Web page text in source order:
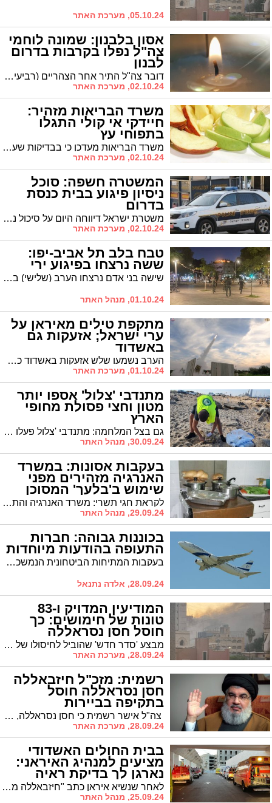
05.10.24, מערכת האתר
אסון בלבנון: שמונה לוחמי
צה"ל נפלו בקרבות בדרום
לבנון
דובר צה"ל התיר אחר הצהריים (רביעי) לפרסום את שמותיהם של שבעה לוחמים נוספים שנפלו בקרבות בדרום לבנון. בנוסף, שבעה לוחמים נוספים נפצעו קשה ופונו לקבלת טיפול רפואי.
02.10.24, מערכת האתר
משרד הבריאות מזהיר:
חיידקי אי קולי התגלו
בתפוחי עץ
משרד הבריאות מעדכן כי בבדיקות שערך המשרד, בעקבות מספר מקרי תחלואה, התגלו במספר תפוחים חיידקי e.coli שעלולים לגרום לתחלואת מעיים קשה ולעיתים לפגיעה כלייתית
02.10.24, מערכת האתר
המשטרה חשפה: סוכל
ניסיון פיגוע בבית כנסת
בדרום
משטרת ישראל דיווחה היום על סיכול ניסיון פיגוע בבית כנסת באחת מערי הדרום לפני כחודש. על פי המידע שנמסר, שוהה בלתי חוקי בן 17 מיטא שבחברון נעצר בחשד לתכנון פיגוע דקירה.
02.10.24, מערכת האתר
טבח בלב תל אביב-יפו:
ששה נרצחו בפיגוע ירי
שישה בני אדם נרצחו הערב (שלישי) בפיגוע ירי בשדרות ירושלים בעיר יפו, חמישה נוספים נפצעו, חלקם קשה. שני המחבלים, אנשי חמאס מחברון, חוסלו.
01.10.24, מנהל האתר
מתקפת טילים מאיראן על
ערי ישראל; אזעקות גם
באשדוד
הערב נשמעו שלש אזעקות באשדוד כמו בחלקים גדולים ברחבי הארץ, בעקבות מתקפת טילים מאיראן. לפחות 180 טילים שוגרו לערי הארץ. פיקוד העורף הורה לתושבים להיכנס מיד למרחבים מוגנים. לסרי: "אין דיווח על נפילות או נזק באשדוד"
01.10.24, מערכת האתר
מתנדבי 'צלול' אספו יותר
מטון וחצי פסולת מחופי
הארץ
גם בצל המלחמה: מתנדבי 'צלול פעלו ב-30 מוקדי ניקיונות חופים ונחלים ברחבי הארץ ואספו למעלה מטון וחצי פסולת
30.09.24, מנהל האתר
בעקבות אסונות: במשרד
האנרגיה מזהירים מפני
שימוש ב'בלעך' המסוכן
לקראת חגי תשרי: משרד האנרגיה והתשתיות מזהיר מפני השימוש בפלטה מסוג ''בלעך'' המסוכנת להפעלה
29.09.24, מנהל האתר
בכוננות גבוהה: חברות
התעופה בהודעות מיוחדות
בעקבות המתיחות הביטחונית הנמשכת וביטולי הטיסות של חברות תעופה רבות לישראל וממנה, חברות התעופה הישראליות אל על, ישראייר וארקיע פרסמו הודעות לציבור הנוסעים והנוסעות על מנת לעדכן על ההתפתחויות האחרונות ולספק מענה לביקוש הרב לטיסות.
28.09.24, אלדה נתנאל
המודיעין המדויק ו-83
טונות של חימושים: כך
חוסל חסן נסראללה
מבצע 'סדר חדש' שהוביל לחיסולו של מזכ"ל חיזבאללה, חסן נסראללה, היה תוצאה של תכנון מדוקדק ולחץ מתמשך מצד מערכת הביטחון. "בתוך 10 שניות נופלות על הבניין 83 טונות של חימושים". כך בוצע החיסול שלב אחר שלב
28.09.24, מערכת האתר
רשמית: מזכ"ל חיזבאללה
חסן נסראללה חוסל
בתקיפה בביירות
צה"ל אישר רשמית כי חסן נסראללה, מזכ"ל ארגון חיזבאללה, חוסל בתקיפה מדויקת על מפקדת הארגון בשכונת דאחייה בביירות. חיל האוויר הישראלי הפעיל בתקיפה 80 פצצות מסוג "ברד כבד", כל אחת במשקל טונה, במטרה להבטיח את השמדת המטרה והשגת היעד המבצעי
28.09.24, מערכת האתר
בבית החולים האשדודי
מציעים למנהיג האיראני:
נארגן לך בדיקת ראיה
לאחר שנשיא איראן כתב "חיזבאללה מנצח" משיבים לו בבית החולים 'אסותא': "נשמח לארגן לך בדיקת ראיה חינם"
25.09.24, מנהל האתר